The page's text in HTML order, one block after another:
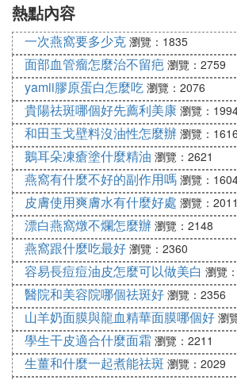
要知道不幹凈的化妝用具，會讓肌
化妝用具一定要進行清洗，因為補
被粉撲吸走，吸滿油脂的粉撲與空
的最好繁殖地。用臟臟的粉撲不但
讓膚質變得脆弱或長出痘痘。 一星
撲，用專用的清洗劑或溫和香皂都
紙按壓吸水，再陰干。
選擇化妝工具清潔劑須注意一定要
行處理，日常生活中的彩妝使用頻
主，粉底比其兆液他彩妝更加厚重
易滋生細菌。使用美化妝刷專用清
使用的毛刷頭上，於軟布來回擦拭
5、皮膚干癢，不要用滋潤乳霜
因為濃稠粘膩的保養品，對敏感肌
皮膚感到又干又癢時千萬別用。 太
品，容易刺激敏感肌膚，而且也不
「乳液」的質地比乳霜和精華液更
熱點內容
一次燕窩要多少克 瀏覽：1835
面部血管瘤怎麼治不留疤 瀏覽：2759
yamii膠原蛋白怎麼吃 瀏覽：2076
貴陽祛斑哪個好先薦利美康 瀏覽：
和田玉戈壁料沒油性怎麼辦 瀏覽：1616
鵝耳朵凍瘡塗什麼精油 瀏覽：2621
燕窩有什麼不好的副作用嗎 瀏覽：
皮膚使用爽膚水有什麼好處 瀏覽：2011
漂白燕窩燉不爛怎麼辦 瀏覽：2148
燕窩跟什麼吃最好 瀏覽：2360
容易長痘痘油皮怎麼可以做美白 瀏覽
醫院和美容院哪個祛斑好 瀏覽：2356
山羊奶面膜與龍血精華面膜哪個好 瀏
學生干皮適合什麼面霜 瀏覽：2211
生薑和什麼一起煮能祛斑 瀏覽：2029